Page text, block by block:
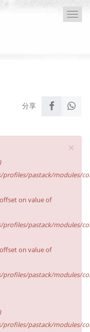
×
pastack/modules/
on value of
pastack/modules/
on value of
pastack/modules/
pastack/modules/